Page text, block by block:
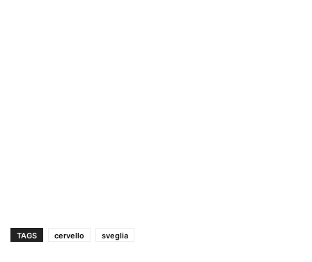
TAGS cervello sveglia